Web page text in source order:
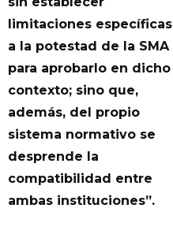
limitaciones específicas
a la potestad de la SMA
para aprobarlo en dicho
contexto; sino que,
además, del propio
sistema normativo se
desprende la
compatibilidad entre
ambas instituciones”.